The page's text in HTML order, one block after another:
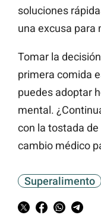
soluciones
una excusa para
Tomar la
primera comida
puedes adoptar
mental.
con la tostada
cambio médico
Superalimento